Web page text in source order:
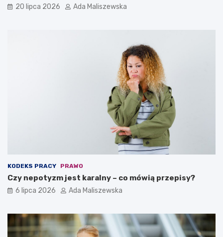
20 lipca 2026 Ada Maliszewska
KODEKS PRACY PRAWO
Czy nepotyzm jest karalny – co mówią przepisy?
6 lipca 2026 Ada Maliszewska